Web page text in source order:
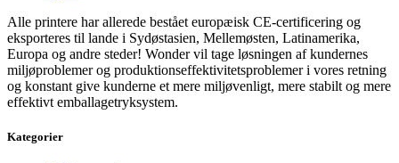
Alle printere har allerede bestået europæisk CE-certificering og
eksporteres til lande i Sydøstasien, Mellemøsten, Latinamerika,
Europa og andre steder! Wonder vil tage løsningen af ​​kundernes
miljøproblemer og produktionseffektivitetsproblemer i vores retning
og konstant give kunderne et mere miljøvenligt, mere stabilt og mere
effektivt emballagetryksystem.
Kategorier